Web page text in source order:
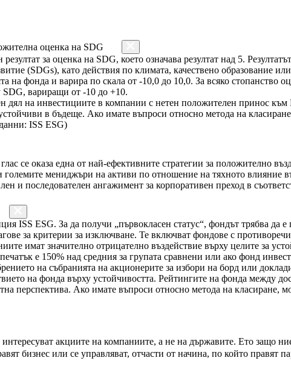
оценка на SDG
за оценка на SDG, което означава резултат над 5.
(SDGs), като действия по климата, качествено образование
на фонда и варира по скала от -10,0 до 10,0. За всяко стопанство
SDG, вариращи от -10 до +10.
дял на инвестициите в компании с нетен положителен принос към
в бъдеще. Ако имате въпроси относно метода на
ISS ESG)
се оказа една от най-ефективните стратегии за положително
големите мениджъри на активи по отношение на тяхното влияние
и последователен ангажимент за корпоративен преход в
ISS ESG. За да получи „първокласен статус“, фондът трябва да
за критерии за изключване. Те включват фондове с
имат значително отрицателно въздействие върху целите за
е 150% над средния за групата сравнени или ако фонд
на събранията на акционерите за избори на борд или
на фонда върху устойчивостта. Рейтингите на фонда между
перспектива. Ако имате въпроси относно метода на класиране,
интересуват акциите на компаниите, а не на държавите. Ето защо
бизнес или се управляват, отчасти от начина, по който правят